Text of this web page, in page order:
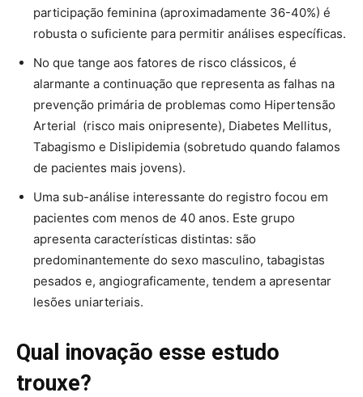
participação feminina (aproximadamente 36-40%) é
robusta o suficiente para permitir análises específicas.
No que tange aos fatores de risco clássicos, é
alarmante a continuação que representa as falhas na
prevenção primária de problemas como Hipertensão
Arterial (risco mais onipresente), Diabetes Mellitus,
Tabagismo e Dislipidemia (sobretudo quando falamos
de pacientes mais jovens).
Uma sub-análise interessante do registro focou em
pacientes com menos de 40 anos. Este grupo
apresenta características distintas: são
predominantemente do sexo masculino, tabagistas
pesados e, angiograficamente, tendem a apresentar
lesões uniarteriais.
Qual inovação esse estudo
trouxe?